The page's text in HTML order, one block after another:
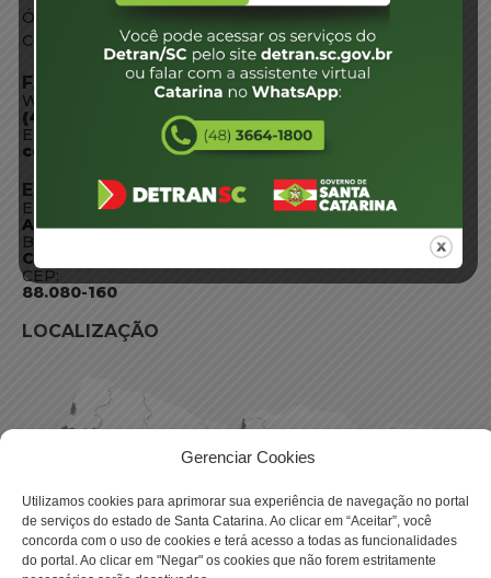
Gerenciar Cookies
Utilizamos cookies para aprimorar sua experiência de navegação no portal
de serviços do estado de Santa Catarina. Ao clicar em “Aceitar”, você
concorda com o uso de cookies e terá acesso a todas as funcionalidades
do portal. Ao clicar em "Negar" os cookies que não forem estritamente
Órgãos do Governo
Conheça SC
FALE CONOSCO
WhatsApp:
(48) 3664-1800
E-mail:
centraldeinformacoes@detran.sc.gov.br
ENDEREÇO
Endereço:
Av. Almirante Tamandaré - 480
Bairro:
Coqueiros, Florianópolis SC
CEP:
88.080-160
LOCALIZAÇÃO